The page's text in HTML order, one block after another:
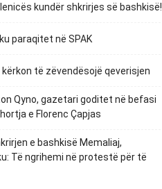
kundër shkrirjes së bashkisë!
paraqitet në SPAK
kërkon të zëvendësojë qeverisjen
Qyno, gazetari goditet në befasi
e Florenc Çapjas
e bashkisë Memaliaj,
Të ngrihemi në protestë për të